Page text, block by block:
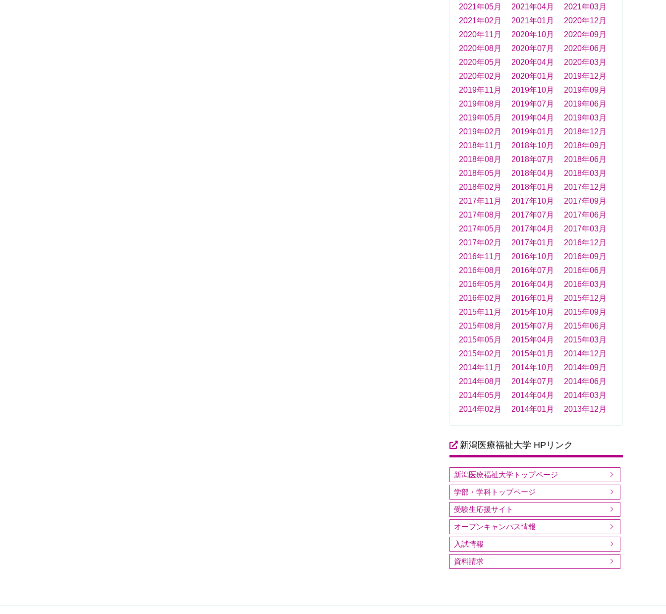
2021年05月
2021年04月
2021年03月
2021年02月
2021年01月
2020年12月
2020年11月
2020年10月
2020年09月
2020年08月
2020年07月
2020年06月
2020年05月
2020年04月
2020年03月
2020年02月
2020年01月
2019年12月
2019年11月
2019年10月
2019年09月
2019年08月
2019年07月
2019年06月
2019年05月
2019年04月
2019年03月
2019年02月
2019年01月
2018年12月
2018年11月
2018年10月
2018年09月
2018年08月
2018年07月
2018年06月
2018年05月
2018年04月
2018年03月
2018年02月
2018年01月
2017年12月
2017年11月
2017年10月
2017年09月
2017年08月
2017年07月
2017年06月
2017年05月
2017年04月
2017年03月
2017年02月
2017年01月
2016年12月
2016年11月
2016年10月
2016年09月
2016年08月
2016年07月
2016年06月
2016年05月
2016年04月
2016年03月
2016年02月
2016年01月
2015年12月
2015年11月
2015年10月
2015年09月
2015年08月
2015年07月
2015年06月
2015年05月
2015年04月
2015年03月
2015年02月
2015年01月
2014年12月
2014年11月
2014年10月
2014年09月
2014年08月
2014年07月
2014年06月
2014年05月
2014年04月
2014年03月
2014年02月
2014年01月 2013年12月
新潟医療福祉大学 HPリンク
新潟医療福祉大学トップページ
学部・学科トップページ
受験生応援サイト
オープンキャンパス情報
入試情報
資料請求